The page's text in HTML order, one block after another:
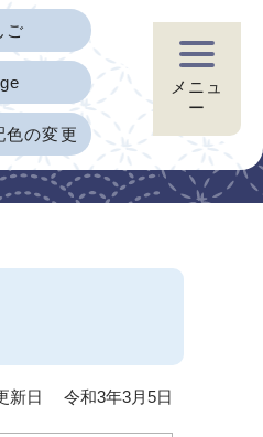
ご
色の変更
メニュ
ー
日 令和3年3月5日